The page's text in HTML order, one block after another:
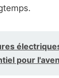
pour